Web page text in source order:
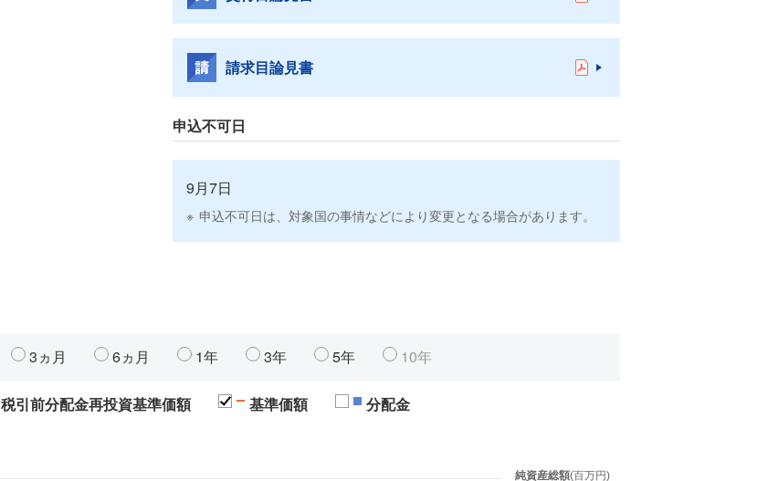
請求目論見書
申込不可日
9月7日
申込不可日は、対象国の事情などにより変更となる場合があります。
3ヵ月 6ヵ月 1年 3年 5年 10年
税引前分配金再投資基準価額 基準価額 分配金
純資産総額(百万円)